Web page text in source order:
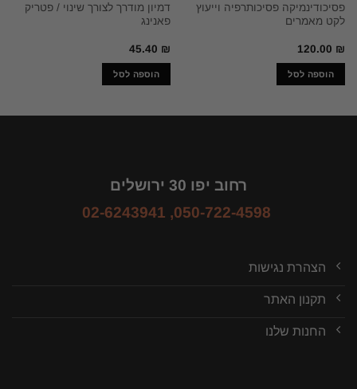
פסיכודינמיקה פסיכותרפיה וייעוץ
לקט מאמרים
120.00 ₪
הוספה לסל
דמיון מודרך לצורך שינוי / פטריק
פאנינג
45.40 ₪
הוספה לסל
רחוב יפו 30 ירושלים
050-722-4598
,
02-6243941
הצהרת נגישות
תקנון האתר
החנות שלנו